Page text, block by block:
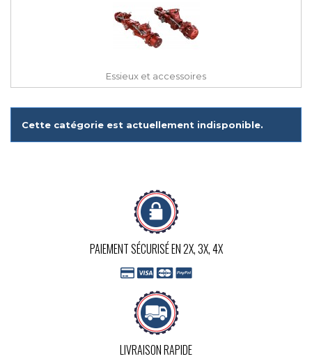
Essieux et accessoires
Cette catégorie est actuellement indisponible.
PAIEMENT SÉCURISÉ EN 2X, 3X, 4X
LIVRAISON RAPIDE